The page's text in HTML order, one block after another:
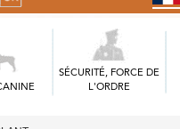
SÉCURITÉ, FORCE DE
L'ORDRE